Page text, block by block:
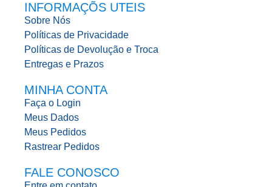
INFORMAÇÕS UTEIS
Sobre Nós
Políticas de Privacidade
Políticas de Devolução e Troca
Entregas e Prazos
MINHA CONTA
Faça o Login
Meus Dados
Meus Pedidos
Rastrear Pedidos
FALE CONOSCO